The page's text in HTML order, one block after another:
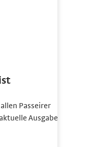
Passeirer
Ausgabe